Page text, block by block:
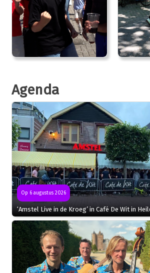
Agenda
Op 6 augustus 2026
‘Amstel Live in de Kroeg’ in Café De Wit in